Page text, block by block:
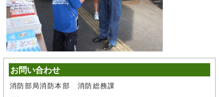
お問い合わせ
消防部局消防本部 消防総務課